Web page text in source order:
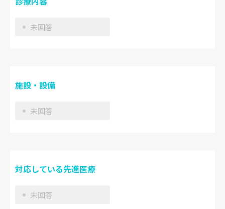
未回答
施設・設備
未回答
対応している先進医療
未回答